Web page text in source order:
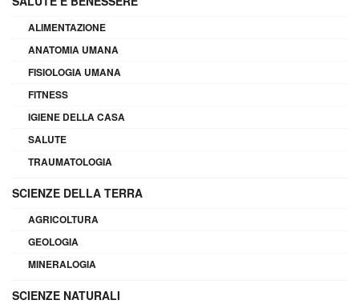
ALIMENTAZIONE
ANATOMIA UMANA
FISIOLOGIA UMANA
FITNESS
IGIENE DELLA CASA
SALUTE
TRAUMATOLOGIA
SCIENZE DELLA TERRA
AGRICOLTURA
GEOLOGIA
MINERALOGIA
SCIENZE NATURALI